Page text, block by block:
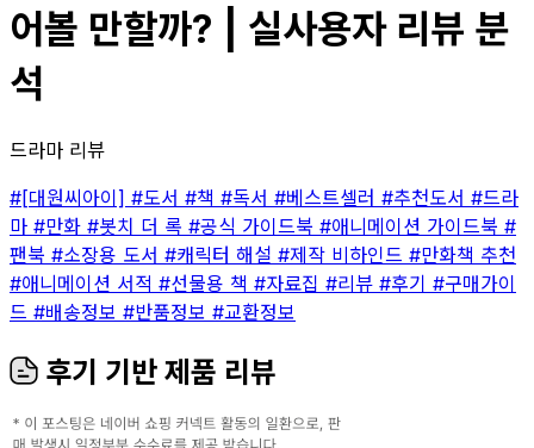
어볼 만할까? | 실사용자 리뷰 분
석
드라마 리뷰
#[대원씨아이] #도서 #책 #독서 #베스트셀러 #추천도서 #드라
마 #만화 #봇치 더 록 #공식 가이드북 #애니메이션 가이드북 #
팬북 #소장용 도서 #캐릭터 해설 #제작 비하인드 #만화책 추천
#애니메이션 서적 #선물용 책 #자료집 #리뷰 #후기 #구매가이
드 #배송정보 #반품정보 #교환정보
후기 기반 제품 리뷰